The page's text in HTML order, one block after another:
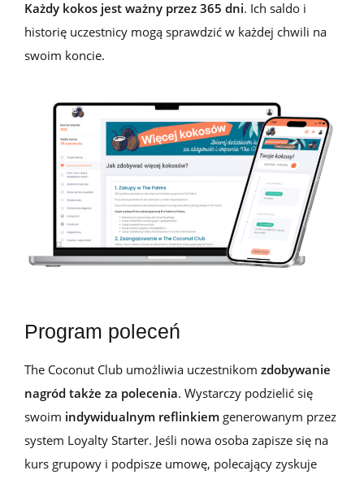
Każdy kokos jest ważny przez 365 dni. Ich saldo i
historię uczestnicy mogą sprawdzić w każdej chwili na
swoim koncie.
Program poleceń
The Coconut Club umożliwia uczestnikom zdobywanie
nagród także za polecenia. Wystarczy podzielić się
swoim indywidualnym reflinkiem generowanym przez
system Loyalty Starter. Jeśli nowa osoba zapisze się na
kurs grupowy i podpisze umowę, polecający zyskuje